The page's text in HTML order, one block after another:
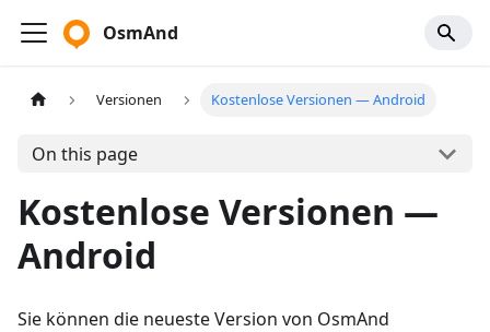
OsmAnd
Versionen Kostenlose Versionen — Android
On this page
Kostenlose Versionen —
Android
Sie können die neueste Version von OsmAnd